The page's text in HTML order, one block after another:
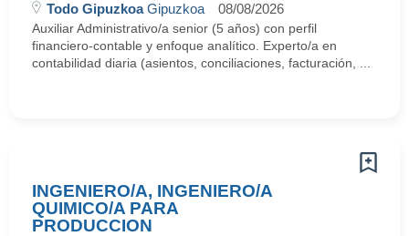
Todo GipuzkoaGipuzkoa 08/08/2026
Auxiliar Administrativo/a senior (5 años) con perfil
financiero-contable y enfoque analítico. Experto/a en
contabilidad diaria (asientos, conciliaciones, facturación, ...
INGENIERO/A, INGENIERO/A
QUIMICO/A PARA
PRODUCCION